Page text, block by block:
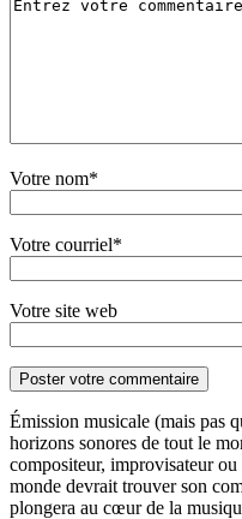
Votre nom*
Votre courriel*
Votre site web
Émission musicale (mais pas
horizons sonores de tout le
compositeur, improvisateur
monde devrait trouver son
plongera au cœur de la